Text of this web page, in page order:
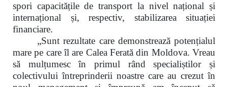
spori capacitățile de transport la nivel național și
internațional și, respectiv, stabilizarea situației
financiare.
„Sunt rezultate care demonstrează potențialul
mare pe care îl are Calea Ferată din Moldova. Vreau
să mulțumesc în primul rând specialiștilor și
colectivului întreprinderii noastre care au crezut în